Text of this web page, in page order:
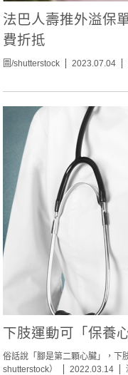
法巴人壽推外溢保
費折抵
圖/shutterstock 2023.07.04
下肢運動可「保養
俗話說「腳是第二顆心臟」，下
shutterstock）
2022.03.14